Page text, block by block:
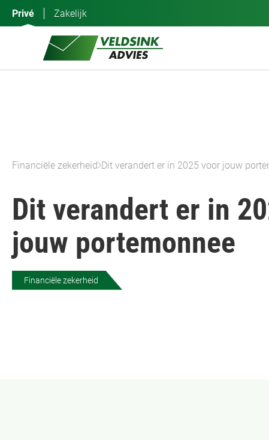
Privé Zakelijk
Financiële zekerheid Dit verandert er in 2025 voor jouw
Dit verandert er in
jouw portemonnee
Financiële zekerheid